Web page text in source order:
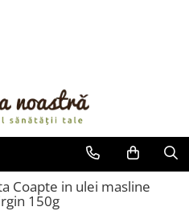
Coapte in ulei masline
150g